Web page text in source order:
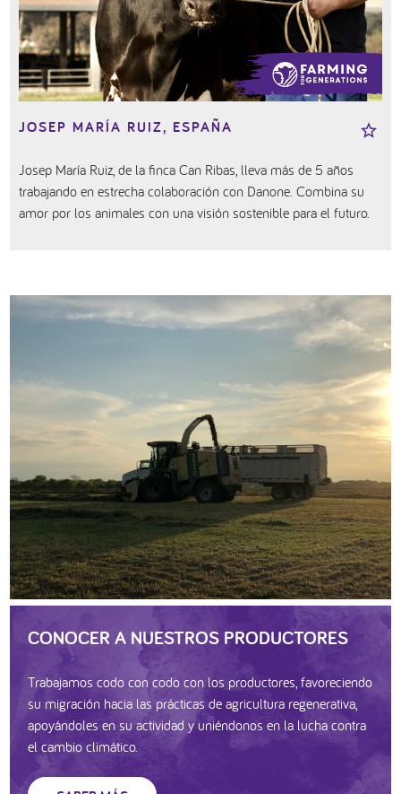
JOSEP MARÍA RUIZ, ESPAÑA
Josep María Ruiz, de la finca Can Ribas, lleva más de 5 años
trabajando en estrecha colaboración con Danone. Combina su
amor por los animales con una visión sostenible para el futuro.
CONOCER A NUESTROS PRODUCTORES
Trabajamos codo con codo con los productores, favoreciendo
su migración hacia las prácticas de agricultura regenerativa,
apoyándoles en su actividad y uniéndonos en la lucha contra
el cambio climático.